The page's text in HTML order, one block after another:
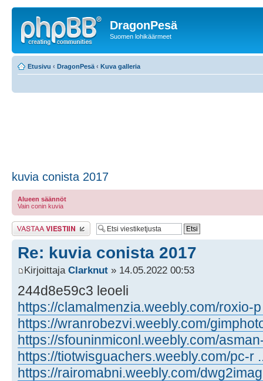
DragonPesä
Suomen lohikäärmeet
Etusivu ‹ DragonPesä ‹ Kuva galleria
kuvia conista 2017
Alueen säännöt
Vain conin kuvia
Lähetä vastaus
Re: kuvia conista 2017
Kirjoittaja Clarknut » 14.05.2022 00:53
244d8e59c3 leoeli
https://clamalmenzia.weebly.com/roxio-
https://wranrobezvi.weebly.com/
https://sfouninmiconl.weebly.com/
https://tiotwisguachers.weebly.com/pc-r
https://rairomabni.weebly.com/